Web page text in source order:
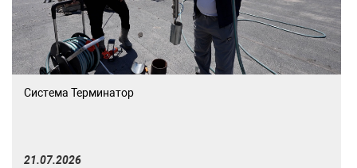
Система Терминатор
21.07.2026